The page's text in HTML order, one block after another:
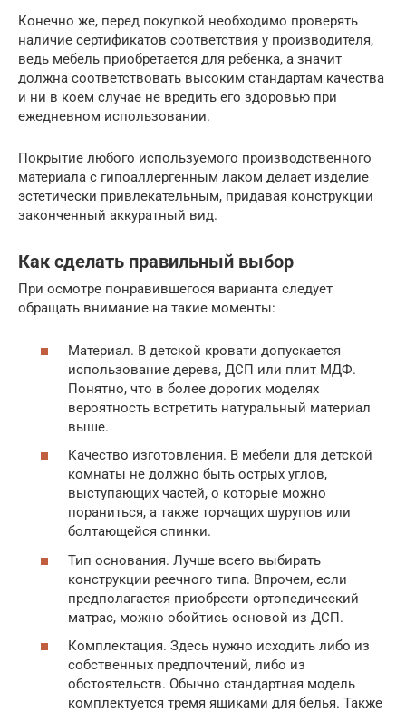
Конечно же, перед покупкой необходимо проверять
наличие сертификатов соответствия у производителя,
ведь мебель приобретается для ребенка, а значит
должна соответствовать высоким стандартам качества
и ни в коем случае не вредить его здоровью при
ежедневном использовании.
Покрытие любого используемого производственного
материала с гипоаллергенным лаком делает изделие
эстетически привлекательным, придавая конструкции
законченный аккуратный вид.
Как сделать правильный выбор
При осмотре понравившегося варианта следует
обращать внимание на такие моменты:
Материал. В детской кровати допускается
использование дерева, ДСП или плит МДФ.
Понятно, что в более дорогих моделях
вероятность встретить натуральный материал
выше.
Качество изготовления. В мебели для детской
комнаты не должно быть острых углов,
выступающих частей, о которые можно
пораниться, а также торчащих шурупов или
болтающейся спинки.
Тип основания. Лучше всего выбирать
конструкции реечного типа. Впрочем, если
предполагается приобрести ортопедический
матрас, можно обойтись основой из ДСП.
Комплектация. Здесь нужно исходить либо из
собственных предпочтений, либо из
обстоятельств. Обычно стандартная модель
комплектуется тремя ящиками для белья. Также